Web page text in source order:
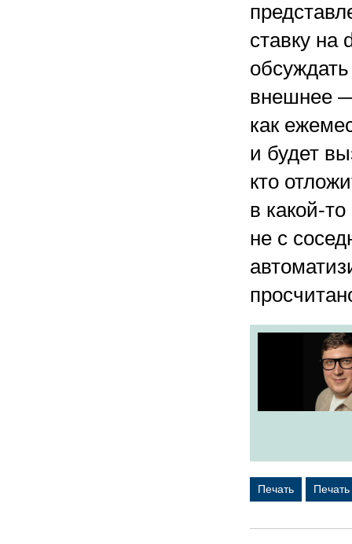
ставку на
внешнее —
как
и будет
кто
в какой-
не с
Печать